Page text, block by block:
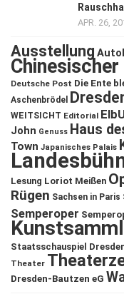
APR. 26,
Ausstellung
Deutsche Post Die Ente
Aschenbrödel
WEITSICHT Editorial
John Genuss Haus
Town Japanisches Palais
Lesung Loriot Meißen
Rügen Sachsen in Paris
Semperoper
Staatsschauspiel
Theater
Dresden-Bautzen eG